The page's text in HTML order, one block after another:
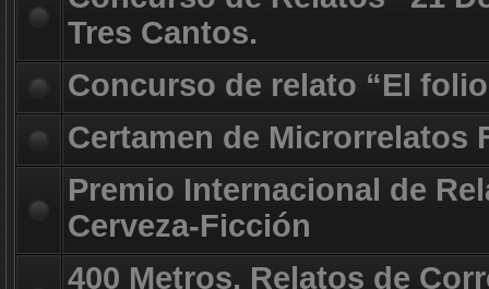
Tres Cantos.
Concurso de relato “El
Certamen de Microrrelatos
Premio Internacional de
Cerveza-Ficción
400 Metros. Relatos de